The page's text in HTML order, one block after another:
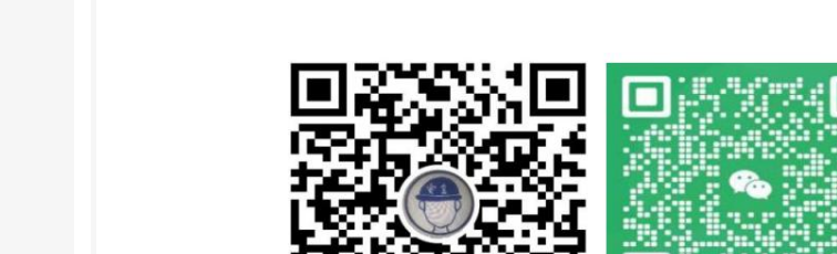
及其主管、雇员、后勤人员、代理机构包括独立的专家、技术委员会委员及各IEC国
造成的各类直接或间接的人身 伤害、财产损失及任何自然消耗、各类费用（包括法
分中的参考标准，使用参考标准对本部分的正确使用是必要的 9）本IEC出版物中的
不负责 识别任一或所有该类专利权问题。 本部分第二版废正并替代1999年出版的
替英文版。 IEC60335的标准的正文以下述文件为依据： 最后的国际标准草案 表决
料，请见上表所列的表决报告 本部分的法语版尚未表决 本第二部分与IEC60335-1的
（2001)的基础上建立起来的。 注1：本部分中提到的"第一部分”是指IEC60335-1。